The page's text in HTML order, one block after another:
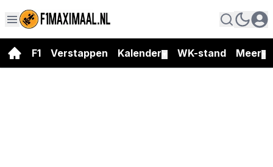
F1 Verstappen Kalender WK-stand Meer